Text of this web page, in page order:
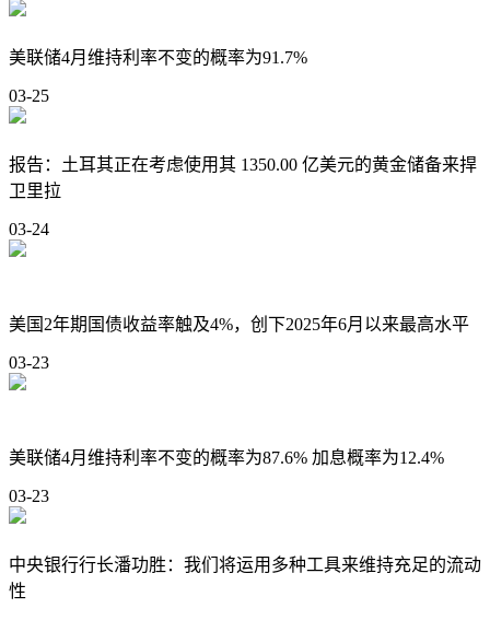
美联储4月维持利率不变的概率为91.7%
03-25
报告：土耳其正在考虑使用其 1350.00 亿美元的黄金储备来捍
卫里拉
03-24
美国2年期国债收益率触及4%，创下2025年6月以来最高水平
03-23
美联储4月维持利率不变的概率为87.6% 加息概率为12.4%
03-23
中央银行行长潘功胜：我们将运用多种工具来维持充足的流动
性